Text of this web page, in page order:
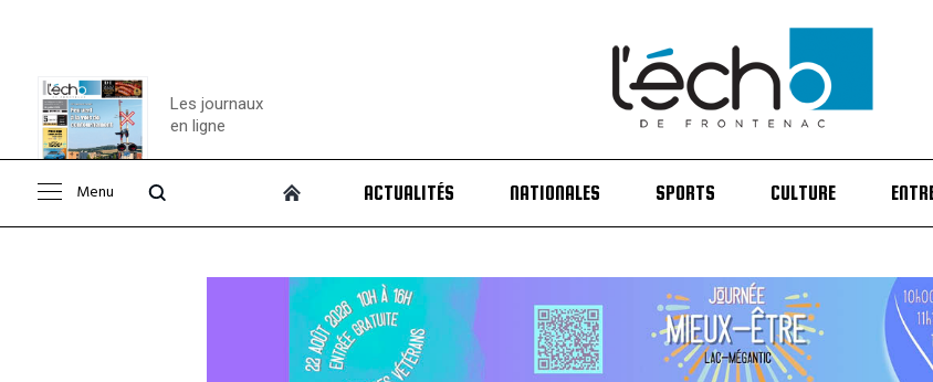
Consulter le
Les journaux
en ligne
Menu ACTUALITÉS NATIONALES SPORTS CULTURE